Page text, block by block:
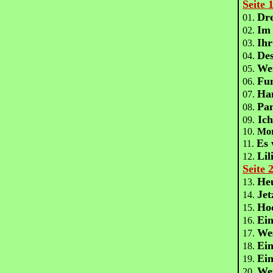
Seite
01.
02.Im
03.Ihr
04.
05.
06.
07.
08.
09.
10.
11.Es
12.
Seite
13.
14.
15.
16.
17.
18.
19.